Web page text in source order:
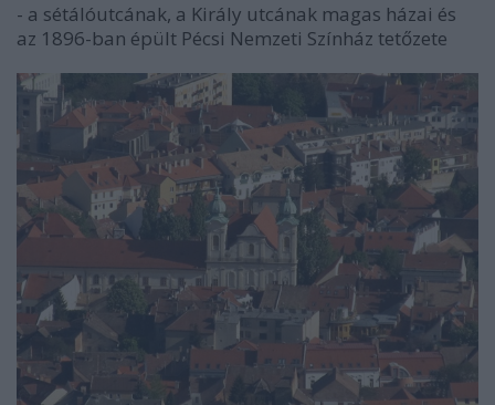
- a sétálóutcának, a Király utcának magas házai és
az 1896-ban épült Pécsi Nemzeti Színház tetőzete